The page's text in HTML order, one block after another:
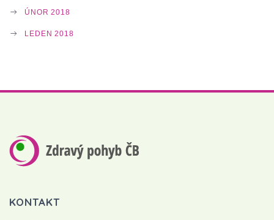
ÚNOR 2018
LEDEN 2018
KONTAKT